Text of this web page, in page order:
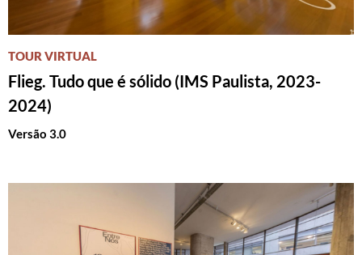
TOUR VIRTUAL
Flieg. Tudo que é sólido (IMS Paulista, 2023-
2024)
Versão 3.0